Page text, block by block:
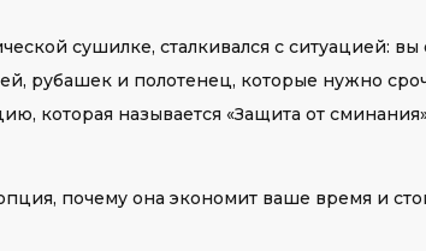
сушилке, сталкивался с ситуацией:
рубашек и полотенец, которые нужно
которая называется «Защита от
почему она экономит ваше время и